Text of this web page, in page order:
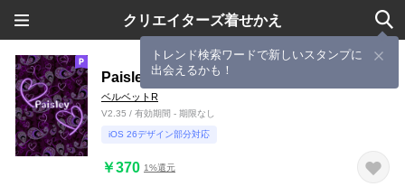
クリエイターズ着せかえ
トレンド検索ワードで新しいスタンプに
出会えるかも！
Paisley -Purple-
ベルベットR
V2.35 / 有効期間 - 期限なし
iOS 26デザイン部分対応
￥370 1%還元